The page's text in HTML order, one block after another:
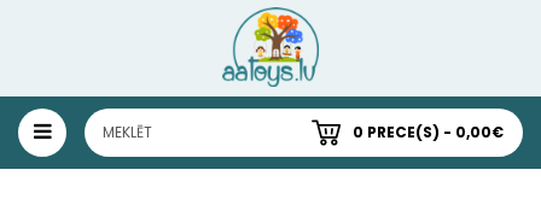
0 PRECE(S) - 0,00€